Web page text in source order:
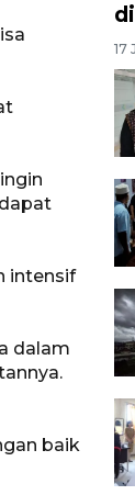
intensif
dalam
baik
17